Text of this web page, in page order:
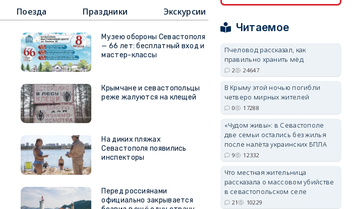
Поезда Праздники Экскурсии
Музею обороны Севастополя
— 66 лет: бесплатный вход и
мастер-классы
Крымчане и севастопольцы
реже жалуются на клещей
На диких пляжах
Севастополя появились
инспекторы
Перед россиянами
официально закрывается
Читаемое
Пчеловод рассказал, как
правильно хранить мёд
2 24647
В Крыму этой ночью погибли
четверо мирных жителей
0 17288
«Чудом живы»: в Севастополе
две семьи остались без жилья
после налёта украинских БПЛА
9 12332
Что местная жительница
рассказала о массовом убийстве
в севастопольском селе
21 10229